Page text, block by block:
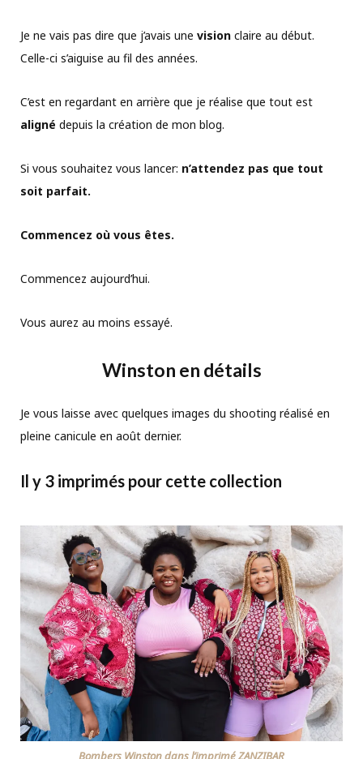
Je ne vais pas dire que j’avais une vision claire au début.
Celle-ci s’aiguise au fil des années.
C’est en regardant en arrière que je réalise que tout est
aligné depuis la création de mon blog.
Si vous souhaitez vous lancer: n’attendez pas que tout
soit parfait.
Commencez où vous êtes.
Commencez aujourd’hui.
Vous aurez au moins essayé.
Winston en détails
Je vous laisse avec quelques images du shooting réalisé en
pleine canicule en août dernier.
Il y 3 imprimés pour cette collection
Bombers Winston dans l’imprimé ZANZIBAR